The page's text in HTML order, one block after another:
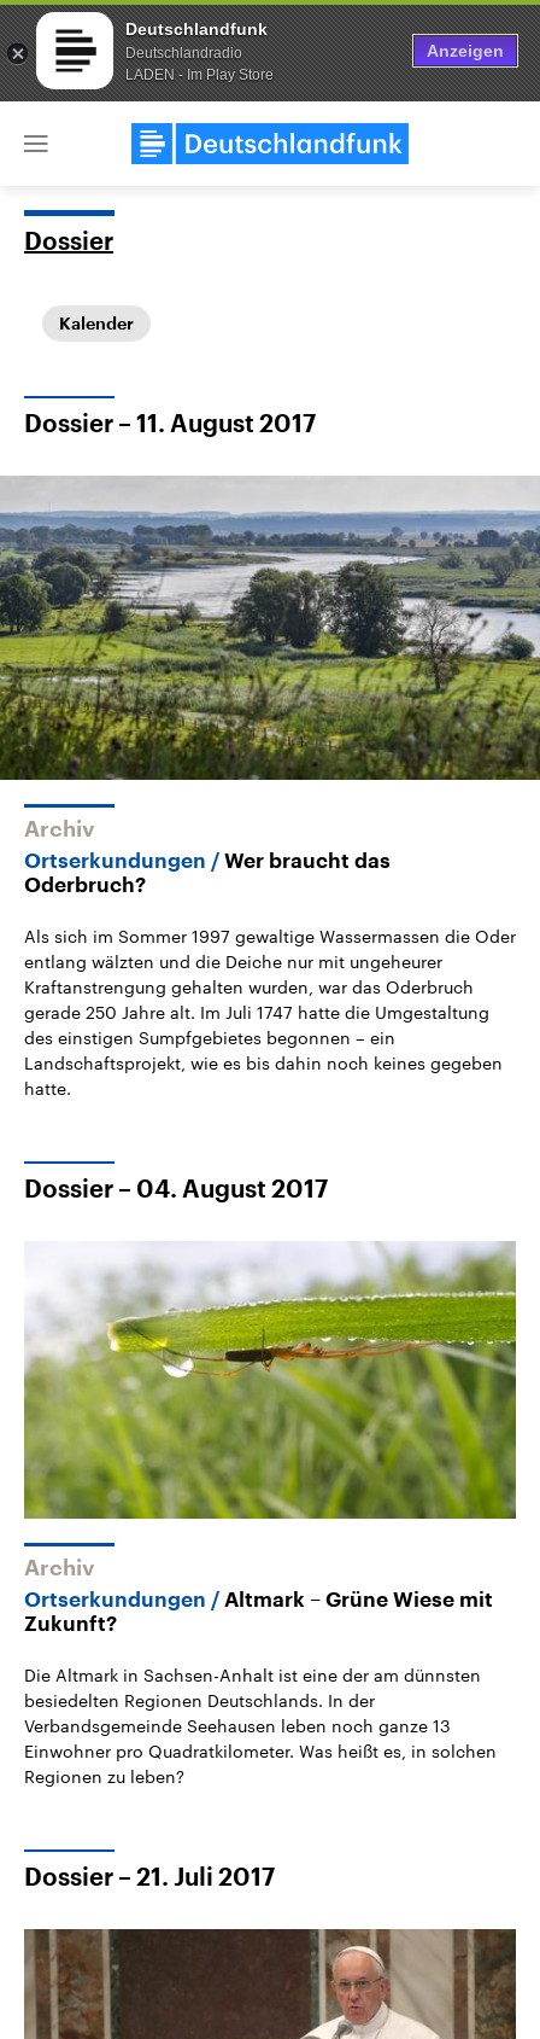
Deutschlandfunk
Deutschlandradio
LADEN - Im Play Store
Anzeigen
Close
Landtagswahl Sachsen-Anhalt
2026
Alle Informationen
Sachsen-Anhalt wählt am 6.
September 2026 einen neuen
Landtag. Seit 2021 wird das
Bundesland von einer Koalition aus
CDU, SPD und FDP regiert.-
Umfragen, Prognosen,
Wahlprogramme, aktuelle Berichte
und Hintergründe zu den Parteien
und Kandidaten der anstehenden
Wahl.
USA
Aktuelle Beiträge,
Hintergründe
Wirtschaftlich und
gehören die Vereinigten
den mächtigsten Ländern
mit großem Einfluss auf
aktuelle Weltgeschehen.
Sendungen Programm Podcasts
Audio-Archiv
Dossier
Kalender
Dossier – 11. August 2017
Archiv
Ortserkundungen
Wer braucht das
Oderbruch?
Als sich im Sommer 1997 gewaltige Wassermassen die Oder
entlang wälzten und die Deiche nur mit ungeheurer
Kraftanstrengung gehalten wurden, war das Oderbruch
gerade 250 Jahre alt. Im Juli 1747 hatte die Umgestaltung
des einstigen Sumpfgebietes begonnen – ein
Landschaftsprojekt, wie es bis dahin noch keines gegeben
hatte.
Dossier – 04. August 2017
Archiv
Ortserkundungen
Altmark – Grüne Wiese mit
Zukunft?
Die Altmark in Sachsen-Anhalt ist eine der am dünnsten
besiedelten Regionen Deutschlands. In der
Verbandsgemeinde Seehausen leben noch ganze 13
Einwohner pro Quadratkilometer. Was heißt es, in solchen
Regionen zu leben?
Dossier – 21. Juli 2017